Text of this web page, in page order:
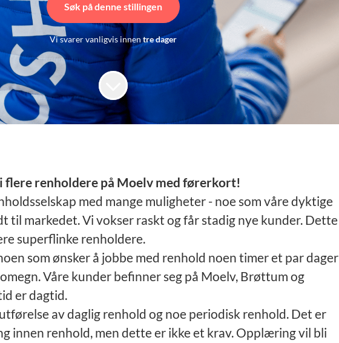
Søk på denne stillingen
Vi svarer vanligvis innen tre dager
flere renholdere på Moelv med førerkort!
med mange muligheter - noe som våre dyktige
til markedet. Vi vokser raskt og får stadig nye kunder. Dette
superflinke renholdere.
som ønsker å jobbe med renhold noen timer et par dager
Våre kunder befinner seg på Moelv, Brøttum og
er dagtid.
av daglig renhold og noe periodisk renhold. Det er
innen renhold, men dette er ikke et krav. Opplæring vil bli